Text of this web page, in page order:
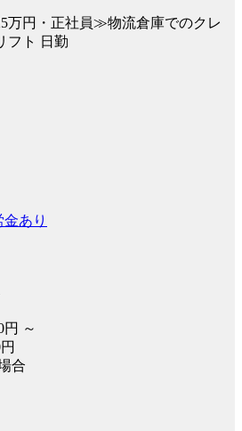
万円・正社員≫物流倉庫でのクレ
フト 日勤
あり
～
合